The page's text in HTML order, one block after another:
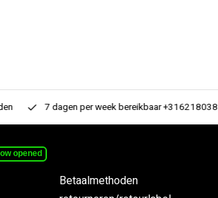
7 dagen per week bereikbaar +31621803866
opened
Betaalmethoden